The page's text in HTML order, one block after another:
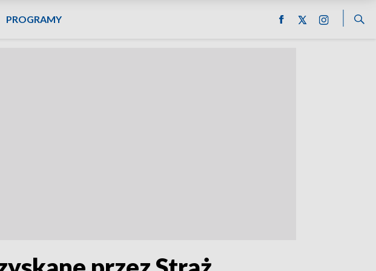
PROGRAMY